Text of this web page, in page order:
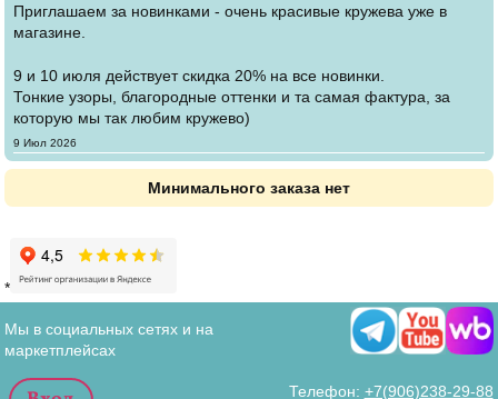
Приглашаем за новинками - очень красивые кружева уже в
магазине.
9 и 10 июля действует скидка 20% на все новинки.
Тонкие узоры, благородные оттенки и та самая фактура, за
которую мы так любим кружево)
Создано
9 Июл 2026
Минимального заказа нет
*
Мы в социальных сетях и на
маркетплейсах
Телефон: +7(906)238-29-88